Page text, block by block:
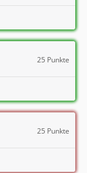
25 Punkte
25 Punkte